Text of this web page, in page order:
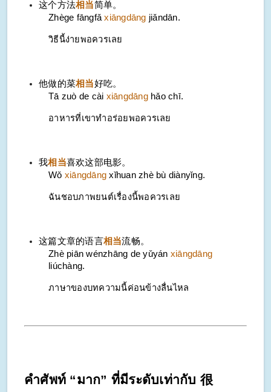
这个方法相当简单。
Zhège fāngfǎxiāngdāng jiǎndān.
วิธีนี้ง่ายพอควรเลย
他做的菜相当好吃。
Tā zuò de cài xiāngdāng hǎo chī.
อาหารที่เขาทำอร่อยพอควรเลย
我相当喜欢这部电影。
Wǒ xiāngdāng xǐhuan zhè bù diànyǐng.
ฉันชอบภาพยนต์เรื่องนี้พอควรเลย
这篇文章的语言相当流畅。
Zhè piān wénzhāng de yǔyán xiāngdāng
liúchàng.
ภาษาของบทความนี้ค่อนข้างลื่นไหล
คำศัพท์​ “มาก” ที่มีระดับเท่ากับ 很